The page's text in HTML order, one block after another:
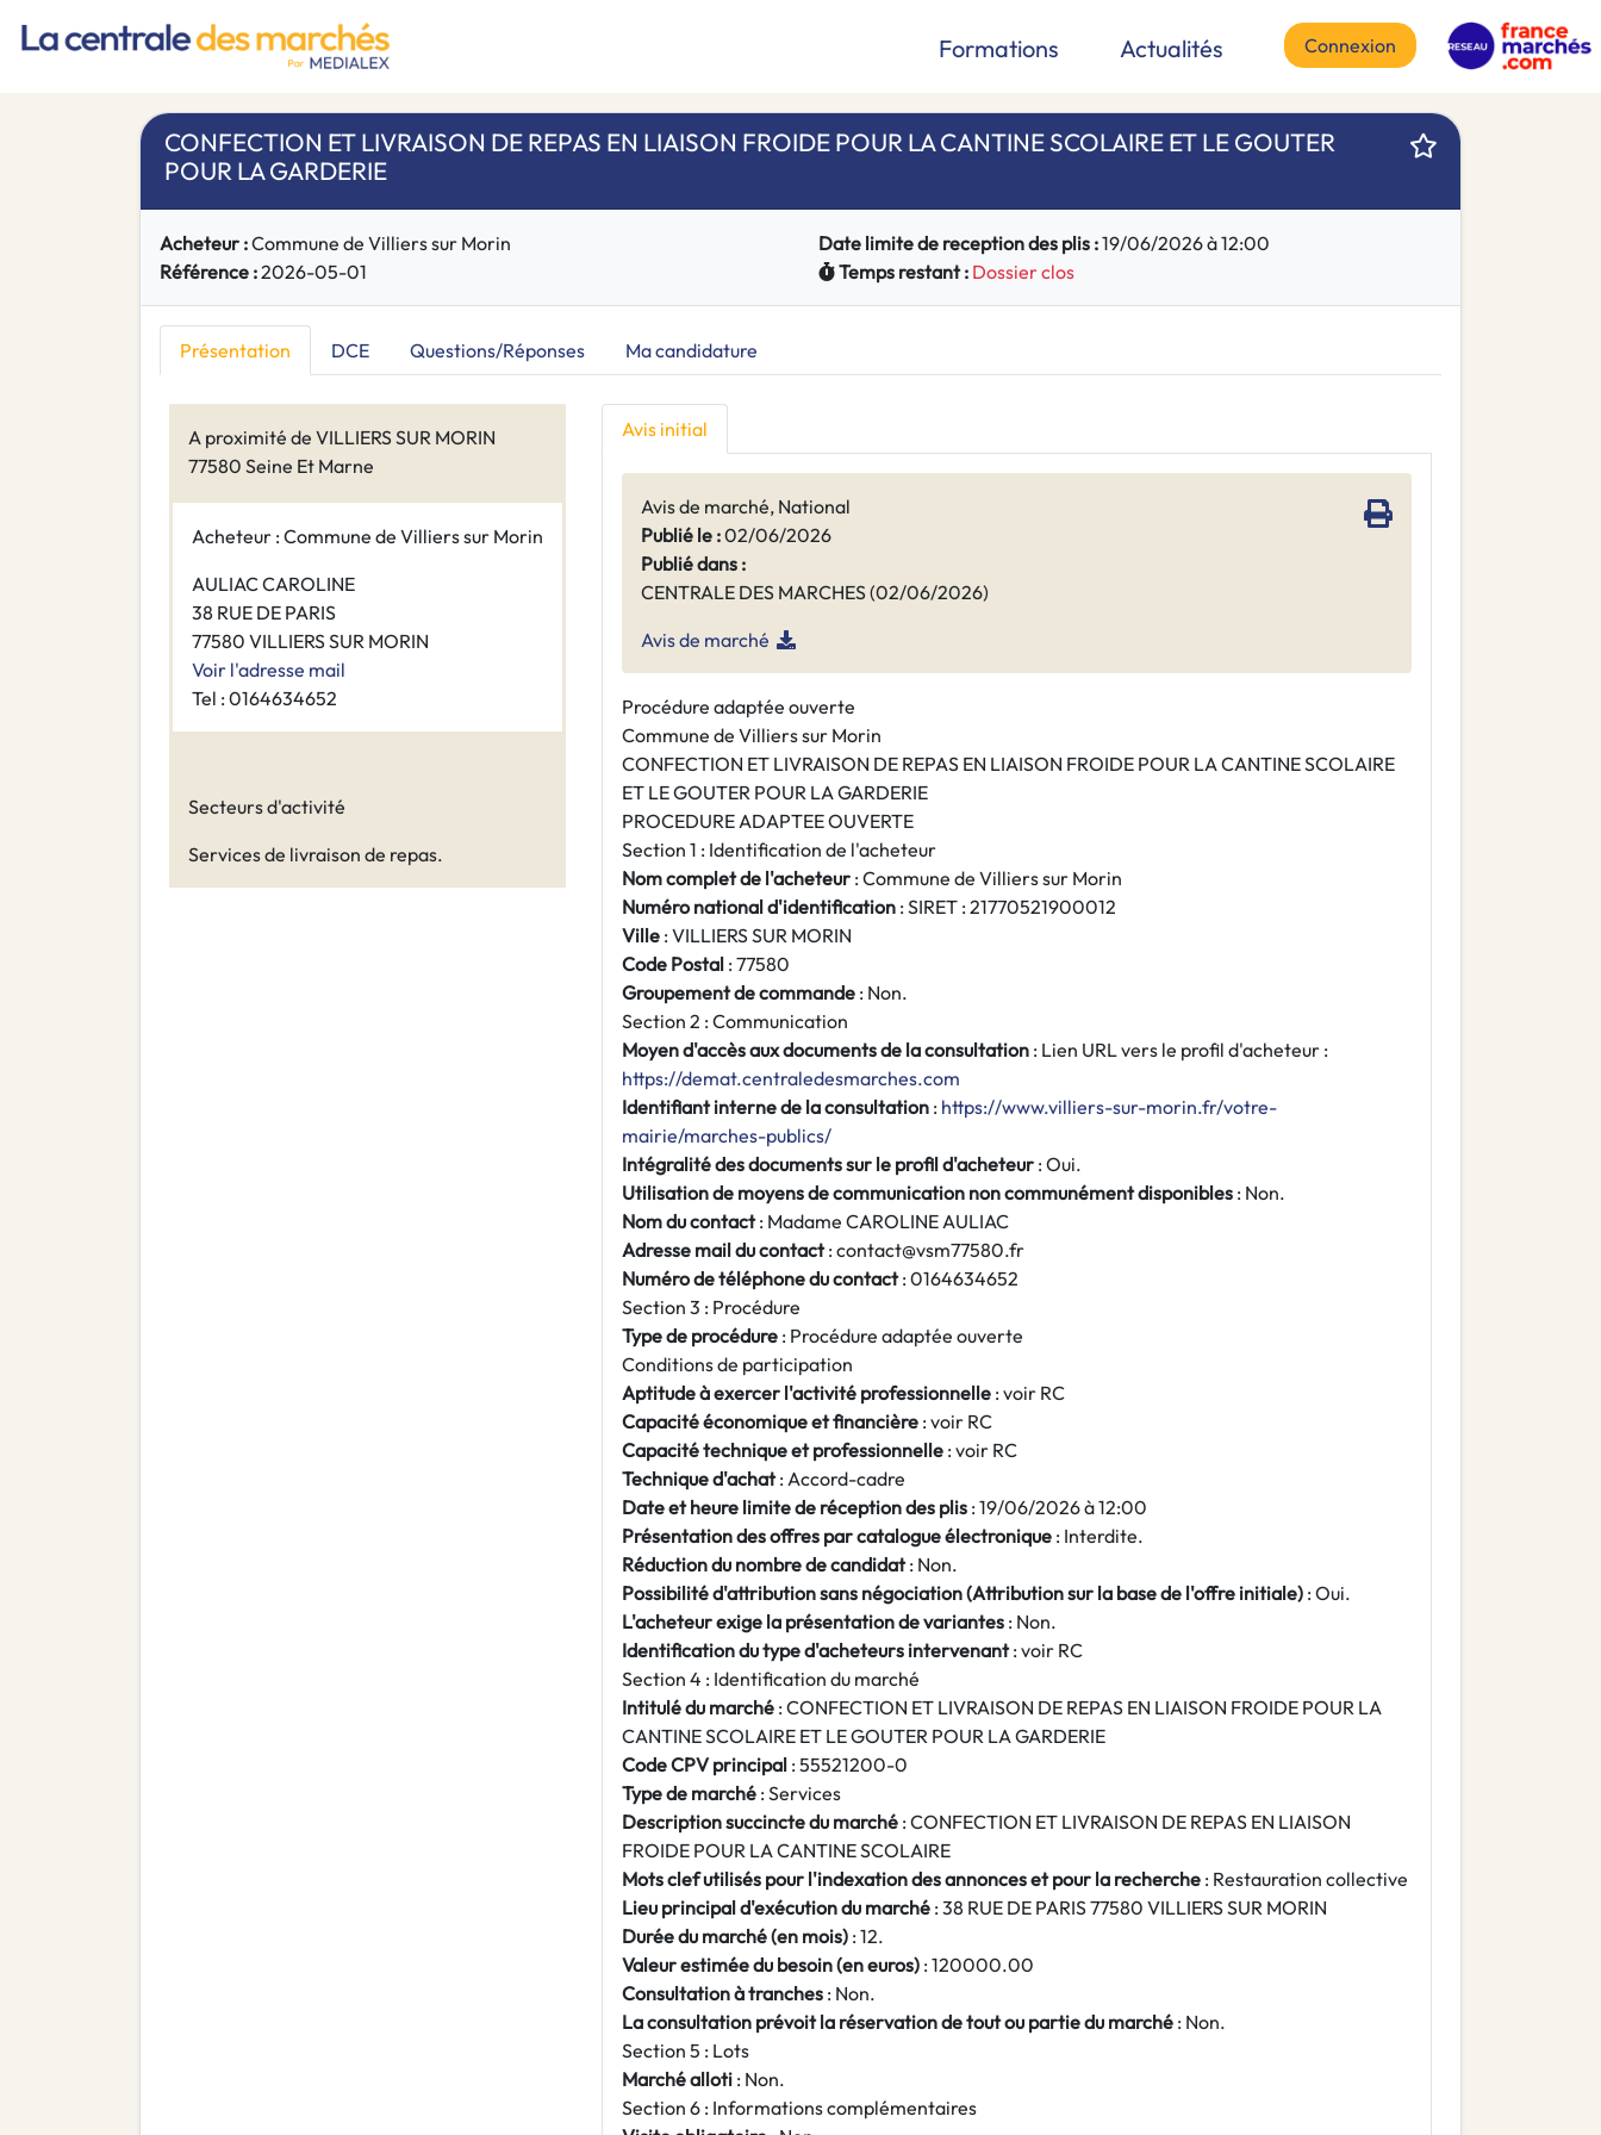
Formations Actualités Connexion
CONFECTION ET LIVRAISON DE REPAS EN LIAISON FROIDE POUR LA CANTINE SCOLAIRE ET LE GOUTER
POUR LA GARDERIE
Acheteur :Commune de Villiers sur Morin
Référence :2026-05-01
Date limite de reception des plis :19/06/2026 à 12:00
Temps restant : Dossier clos
Présentation DCE Questions/Réponses Ma candidature
A proximité de VILLIERS SUR MORIN
77580 Seine Et Marne
Acheteur : Commune de Villiers sur Morin
AULIAC CAROLINE
38 RUE DE PARIS
77580 VILLIERS SUR MORIN
Voir l'adresse mail
Tel : 0164634652
Secteurs d'activité
Services de livraison de repas.
Avis initial
Avis de marché, National
Publié le :02/06/2026
Publié dans :
CENTRALE DES MARCHES (02/06/2026)
Avis de marché
Procédure adaptée ouverte
Commune de Villiers sur Morin
CONFECTION ET LIVRAISON DE REPAS EN LIAISON FROIDE POUR LA CANTINE SCOLAIRE
ET LE GOUTER POUR LA GARDERIE
PROCEDURE ADAPTEE OUVERTE
Section 1 : Identification de l'acheteur
Nom complet de l'acheteur : Commune de Villiers sur Morin
Numéro national d'identification : SIRET : 21770521900012
Ville : VILLIERS SUR MORIN
Code Postal : 77580
Groupement de commande : Non.
Section 2 : Communication
Moyen d'accès aux documents de la consultation : Lien URL vers le profil d'acheteur :
https://demat.centraledesmarches.com
Identifiant interne de la consultation : https://www.villiers-sur-morin.fr/votre-
mairie/marches-publics/
Intégralité des documents sur le profil d'acheteur : Oui.
Utilisation de moyens de communication non communément disponibles : Non.
Nom du contact: Madame CAROLINE AULIAC
Adresse mail du contact: contact@vsm77580.fr
Numéro de téléphone du contact: 0164634652
Section 3 : Procédure
Type de procédure : Procédure adaptée ouverte
Conditions de participation
Aptitude à exercer l'activité professionnelle : voir RC
Capacité économique et financière : voir RC
Capacité technique et professionnelle : voir RC
Technique d'achat: Accord-cadre
Date et heure limite de réception des plis : 19/06/2026 à 12:00
Présentation des offres par catalogue électronique : Interdite.
Réduction du nombre de candidat: Non.
Possibilité d'attribution sans négociation (Attribution sur la base de l'offre initiale) : Oui.
L'acheteur exige la présentation de variantes : Non.
Identification du type d'acheteurs intervenant: voir RC
Section 4 : Identification du marché
Intitulé du marché : CONFECTION ET LIVRAISON DE REPAS EN LIAISON FROIDE POUR LA
CANTINE SCOLAIRE ET LE GOUTER POUR LA GARDERIE
Code CPV principal : 55521200-0
Type de marché : Services
Description succincte du marché : CONFECTION ET LIVRAISON DE REPAS EN LIAISON
FROIDE POUR LA CANTINE SCOLAIRE
Mots clef utilisés pour l'indexation des annonces et pour la recherche : Restauration collective
Lieu principal d'exécution du marché : 38 RUE DE PARIS 77580 VILLIERS SUR MORIN
Durée du marché (en mois) : 12.
Valeur estimée du besoin (en euros) : 120000.00
Consultation à tranches : Non.
La consultation prévoit la réservation de tout ou partie du marché : Non.
Section 5 : Lots
Marché alloti : Non.
Section 6 : Informations complémentaires